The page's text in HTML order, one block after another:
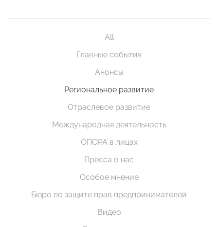
All
Главные события
Анонсы
Региональное развитие
Отраслевое развитие
Международная деятельность
ОПОРА в лицах
Пресса о нас
Особое мнение
Бюро по защите прав предпринимателей
Видео